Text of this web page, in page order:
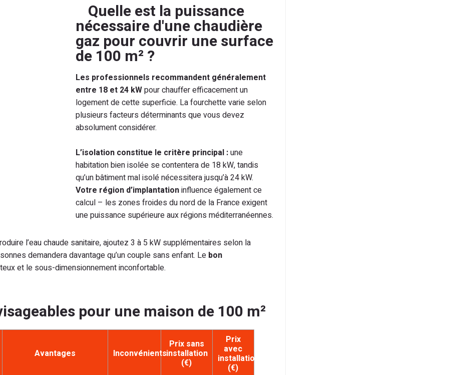
Quelle est la puissance
nécessaire d'une chaudière
gaz pour couvrir une surface
de 100 m² ?
Les professionnels recommandent généralement
entre 18 et 24 kWpour chauffer efficacement un
logement de cette superficie. La fourchette varie selon
plusieurs facteurs déterminants que vous devez
absolument considérer.
L’isolation constitue le critère principal :une
habitation bien isolée se contentera de 18 kW, tandis
qu’un bâtiment mal isolé nécessitera jusqu’à 24 kW.
Votre région d’implantationinfluence également ce
calcul – les zones froides du nord de la France exigent
une puissance supérieure aux régions méditerranéennes.
l’eau chaude sanitaire, ajoutez 3 à 5 kW supplémentaires selon la
demandera davantage qu’un couple sans enfant. Le bon
et le sous-dimensionnement inconfortable.
pour une maison de 100 m²
Avantages Inconvénients
Prix sans
installation
(€)
Prix
avec
installation
(€)